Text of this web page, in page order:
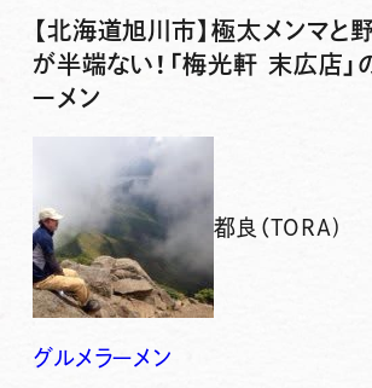
【北海道旭川市】極太メンマと
が半端ない！「梅光軒 末広店」
ーメン
都良（TORA)
グルメ ラーメン